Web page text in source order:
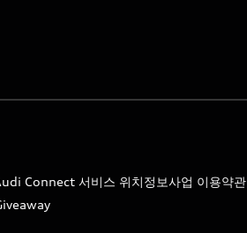
Connect 서비스 위치정보사업 이용약관